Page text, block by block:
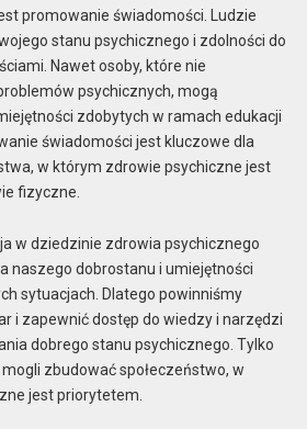
promowanie świadomości. Ludzie
stanu psychicznego i zdolności do
Nawet osoby, które nie
psychicznych, mogą
zdobytych w ramach edukacji
świadomości jest kluczowe dla
w którym zdrowie psychiczne jest
fizyczne.
w dziedzinie zdrowia psychicznego
naszego dobrostanu i umiejętności
sytuacjach. Dlatego powinniśmy
i zapewnić dostęp do wiedzy i narzędzi
dobrego stanu psychicznego. Tylko
zbudować społeczeństwo, w
jest priorytetem.